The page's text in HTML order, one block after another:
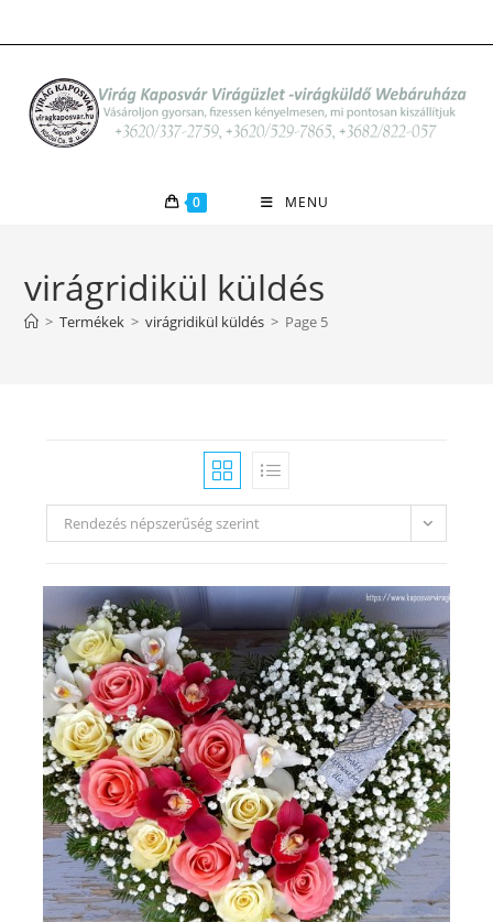
to
0 MENU
virágridikül küldés
> Termékek > virágridikül küldés > Page 5
Rendezés népszerűség szerint